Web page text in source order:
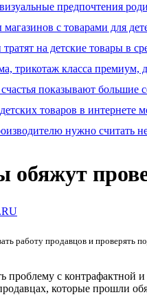
предпочтения
с товарами для
на детские товары в
трикотаж класса премиум,
показывают
товаров в интернете
нужно считать
обяжут
работу продавцов и проверять
проблему с контрафактной
которые прошли